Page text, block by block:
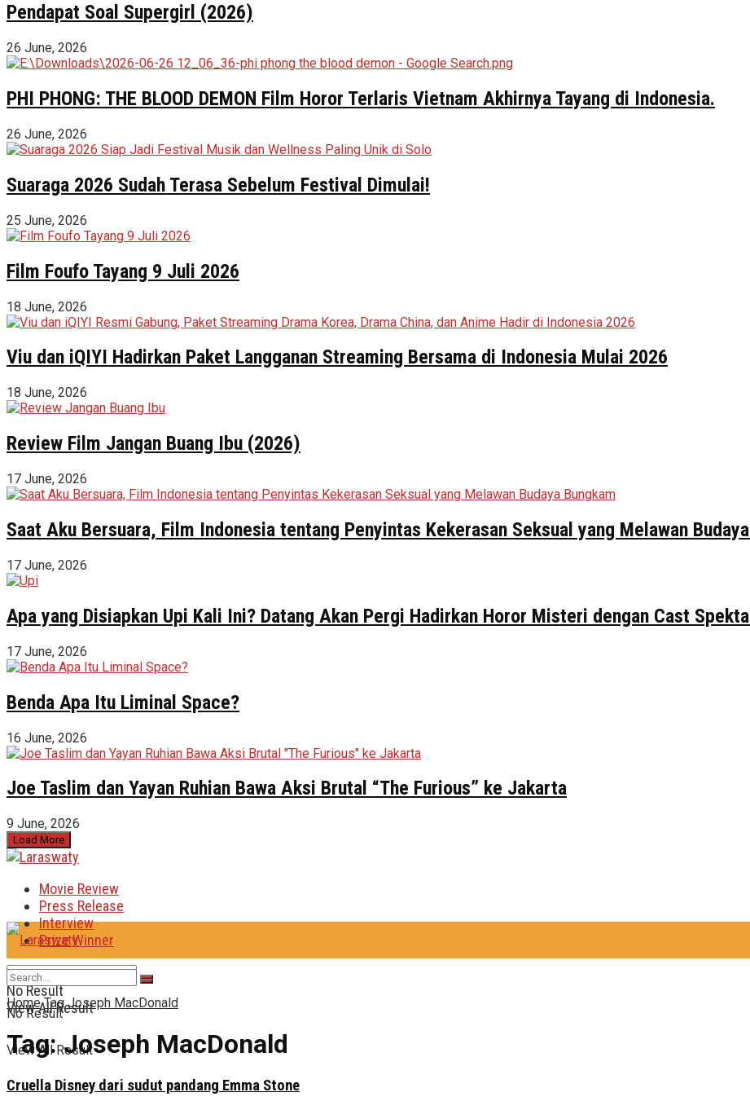
Pendapat Soal Supergirl (2026)
26 June, 2026
PHI PHONG: THE BLOOD DEMON Film Horor Terlaris Vietnam Akhirnya Tayang di Indonesia.
26 June, 2026
Suaraga 2026 Sudah Terasa Sebelum Festival Dimulai!
25 June, 2026
Film Foufo Tayang 9 Juli 2026
18 June, 2026
Viu dan iQIYI Hadirkan Paket Langganan Streaming Bersama di Indonesia Mulai 2026
18 June, 2026
Review Film Jangan Buang Ibu (2026)
17 June, 2026
Saat Aku Bersuara, Film Indonesia tentang Penyintas Kekerasan Seksual yang Melawan
17 June, 2026
Apa yang Disiapkan Upi Kali Ini? Datang Akan Pergi Hadirkan Horor Misteri dengan Cast
17 June, 2026
Benda Apa Itu Liminal Space?
16 June, 2026
Joe Taslim dan Yayan Ruhian Bawa Aksi Brutal “The Furious” ke Jakarta
9 June, 2026
Load More
Movie Review
Press Release
Interview
Prize Winner
No Result
View All Result
No Result
View All Result
Home Tag Joseph MacDonald
Tag:Joseph MacDonald
Cruella Disney dari sudut pandang Emma Stone